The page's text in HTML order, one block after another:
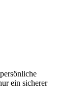
ein sicherer